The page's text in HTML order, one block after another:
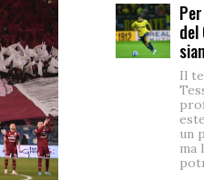
del
Il
un
ma